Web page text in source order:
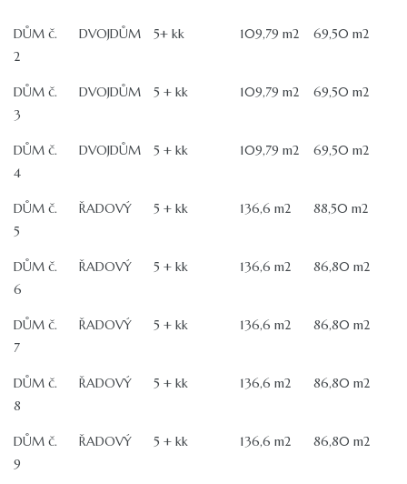
DŮM č.
2
DVOJDŮM 5+ kk 109,79 m2 69,50 m2
DŮM č.
3
DVOJDŮM 5 + kk 109,79 m2 69,50 m2
DŮM č.
4
DVOJDŮM 5 + kk 109,79 m2 69,50 m2
DŮM č.
5
ŘADOVÝ 5 + kk 136,6 m2 88,50 m2
DŮM č.
6
ŘADOVÝ 5 + kk 136,6 m2 86,80 m2
DŮM č.
7
ŘADOVÝ 5 + kk 136,6 m2 86,80 m2
DŮM č.
8
ŘADOVÝ 5 + kk 136,6 m2 86,80 m2
DŮM č.
9
ŘADOVÝ 5 + kk 136,6 m2 86,80 m2